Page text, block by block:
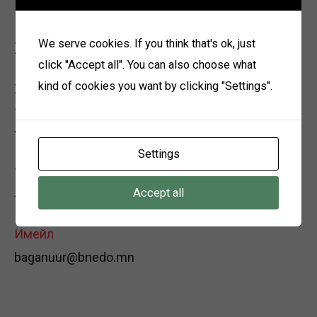
Холбоо барих
Хаяг
12150 Улаанбаатар хот, Багануур дүүрэг, 3-р хороо,
Үйлдвэрийн хэсэг, Өөрийн байр
Утас
+976 7021-0167
Имейл
baganuur@bnedo.mn
We serve cookies. If you think that's ok, just
click "Accept all". You can also choose what
kind of cookies you want by clicking "Settings".
Settings
Accept all